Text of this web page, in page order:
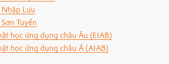
Nhập Lưu
Tuyền
học ứng dụng châu Âu (EIAB)
học ứng dụng châu Á (AIAB)